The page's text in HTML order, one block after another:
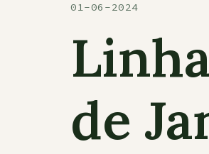
01-06-2024
de